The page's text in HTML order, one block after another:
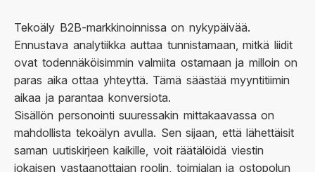
Tekoäly B2B-markkinoinnissa on nykypäivää.
Ennustava analytiikka auttaa tunnistamaan, mitkä liidit
ovat todennäköisimmin valmiita ostamaan ja milloin on
paras aika ottaa yhteyttä. Tämä säästää myyntitiimin
aikaa ja parantaa konversiota.
Sisällön personointi suuressakin mittakaavassa on
mahdollista tekoälyn avulla. Sen sijaan, että lähettäisit
saman uutiskirjeen kaikille, voit räätälöidä viestin
jokaisen vastaanottajan roolin, toimialan ja ostopolun